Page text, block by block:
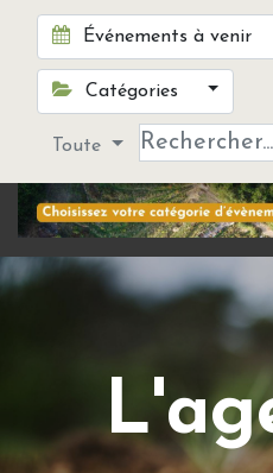
Événements à venir
Catégories
Toute